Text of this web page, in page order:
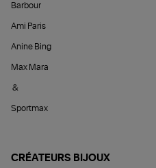
Barbour
Ami Paris
Anine Bing
Max Mara
&
Sportmax
CRÉATEURS BIJOUX